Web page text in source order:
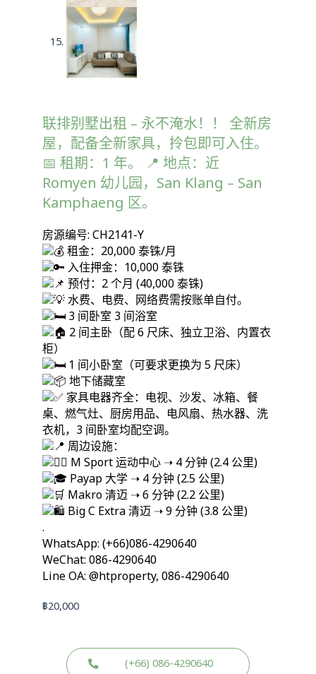
联排别墅出租 – 永不淹水！！ 全新房
屋，配备全新家具，拎包即可入住。
📅 租期：1 年。 📍 地点：近
Romyen 幼儿园，San Klang – San
Kamphaeng 区。
房源编号: CH2141-Y
租金：20,000 泰铢/月
入住押金：10,000 泰铢
预付：2 个月 (40,000 泰铢)
水费、电费、网络费需按账单自付。
3 间卧室 3 间浴室
2 间主卧（配 6 尺床、独立卫浴、内置衣
柜）
1 间小卧室（可要求更换为 5 尺床）
地下储藏室
家具电器齐全：电视、沙发、冰箱、餐
桌、燃气灶、厨房用品、电风扇、热水器、洗
衣机，3 间卧室均配空调。
周边设施：
M Sport 运动中心 ➝ 4 分钟 (2.4 公里)
Payap 大学 ➝ 4 分钟 (2.5 公里)
Makro 清迈 ➝ 6 分钟 (2.2 公里)
Big C Extra 清迈 ➝ 9 分钟 (3.8 公里)
.
WhatsApp: (+66)086-4290640
WeChat: 086-4290640
Line OA: @htproperty, 086-4290640
฿20,000
(+66) 086-4290640